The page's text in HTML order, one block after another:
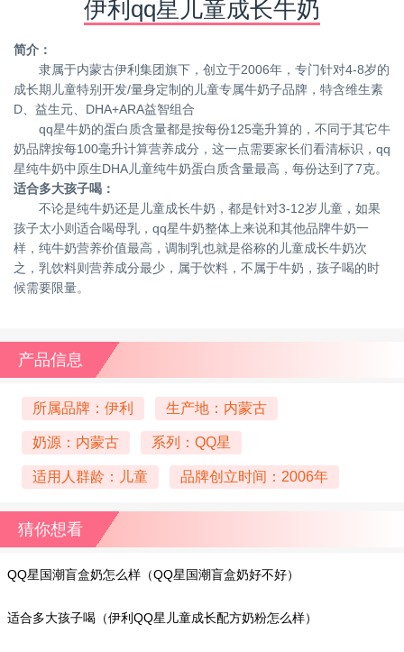
伊利qq星儿童成长牛奶
简介：
隶属于内蒙古伊利集团旗下，创立于2006年，专门针对4-8岁的
成长期儿童特别开发/量身定制的儿童专属牛奶子品牌，特含维生素
D、益生元、DHA+ARA益智组合
qq星牛奶的蛋白质含量都是按每份125毫升算的，不同于其它牛
奶品牌按每100毫升计算营养成分，这一点需要家长们看清标识，qq
星纯牛奶中原生DHA儿童纯牛奶蛋白质含量最高，每份达到了7克。
适合多大孩子喝：
不论是纯牛奶还是儿童成长牛奶，都是针对3-12岁儿童，如果
孩子太小则适合喝母乳，qq星牛奶整体上来说和其他品牌牛奶一
样，纯牛奶营养价值最高，调制乳也就是俗称的儿童成长牛奶次
之，乳饮料则营养成分最少，属于饮料，不属于牛奶，孩子喝的时
候需要限量。
产品信息
所属品牌：伊利 生产地：内蒙古
奶源：内蒙古 系列：QQ星
适用人群龄：儿童 品牌创立时间：2006年
猜你想看
QQ星国潮盲盒奶怎么样（QQ星国潮盲盒奶好不好）
适合多大孩子喝（伊利QQ星儿童成长配方奶粉怎么样）